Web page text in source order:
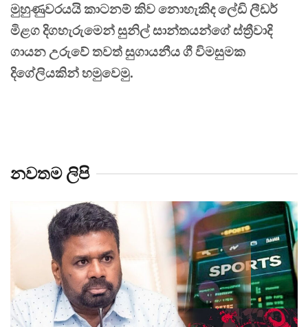
මුහුණුවරයයි කාටනම් කිව නොහැකිද ලේඩි ලීඩර්
මිළග දිගහැරුමෙන් සුනිල් සාන්තයන්ගේ ස්ත්‍රීවාදි
ගායන උරුවේ තවත් සුගායනීය ගී විමසුමක
දිගේලියකින් හමුවෙමු.
නවතම ලිපි